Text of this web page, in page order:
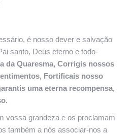
é nosso dever e salvação
santo, Deus eterno e todo-
da Quaresma, Corrigis nossos
Fortificais nosso
uma eterna recompensa,
vossa grandeza e os proclamam
também a nós associar-nos a